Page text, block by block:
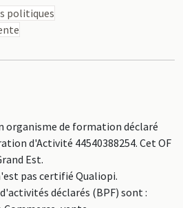
politiques
organisme de formation déclaré
d'Activité 44540388254. Cet OF
Est.
pas certifié Qualiopi.
déclarés (BPF) sont :